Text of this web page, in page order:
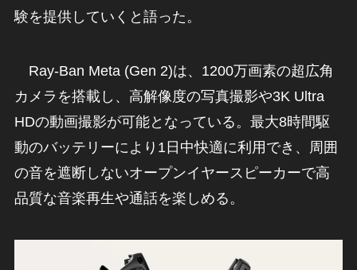
験を提供していくと語った。
Ray-Ban Meta (Gen 2)は、1200万画素の超広角
カメラを搭載し、高解像度の写真撮影や3K Ultra
HDの動画撮影が可能となっている。最大8時間駆
動のバッテリーにより1日中快適に利用でき、周囲
の音を遮断しないオープンイヤースピーカーで高
品質な音楽再生や通話を楽しめる。